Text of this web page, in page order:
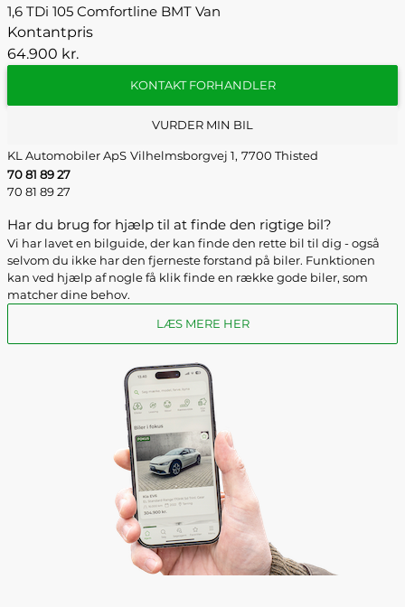
1,6 TDi 105 Comfortline BMT Van
Kontantpris
64.900 kr.
KONTAKT FORHANDLER
VURDER MIN BIL
KL Automobiler ApS Vilhelmsborgvej 1, 7700 Thisted
70 81 89 27
70 81 89 27
Har du brug for hjælp til at finde den rigtige bil?
Vi har lavet en bilguide, der kan finde den rette bil til dig - også
selvom du ikke har den fjerneste forstand på biler. Funktionen
kan ved hjælp af nogle få klik finde en række gode biler, som
matcher dine behov.
LÆS MERE HER